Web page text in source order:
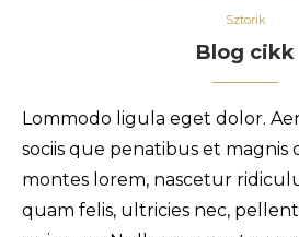
Sztorik
Blog cikk
Lommodo ligula eget dolor.
sociis que penatibus et magnis
montes lorem, nascetur
quam felis, ultricies nec,